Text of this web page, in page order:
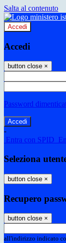
Salta al contenuto
Accedi
Accedi
button close ×
Password
-
Entra con SPID
Seleziona
button close ×
Recupero
button close ×
all'indirizzo indicato